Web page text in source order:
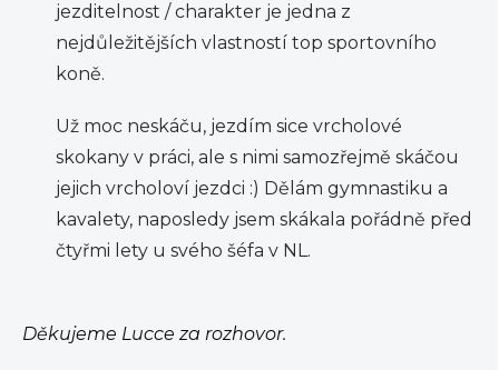
jezditelnost / charakter je jedna z
nejdůležitějších vlastností top sportovního
koně.
Už moc neskáču, jezdím sice vrcholové
skokany v práci, ale s nimi samozřejmě skáčou
jejich vrcholoví jezdci :) Dělám gymnastiku a
kavalety, naposledy jsem skákala pořádně před
čtyřmi lety u svého šéfa v NL.
Děkujeme Lucce za rozhovor.